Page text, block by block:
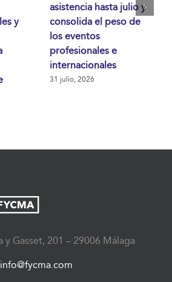
y
asistencia hasta julio y
consolida el peso de
los eventos
profesionales e
internacionales
31 julio, 2026
y Gasset, 201 – 29006 Málaga
info@fycma.com